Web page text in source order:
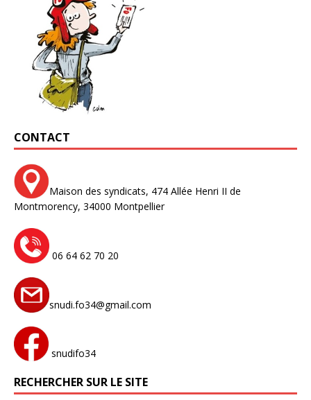
CONTACT
Maison des syndicats, 474 Allée Henri II de
Montmorency, 34000 Montpellier
06 64 62 70 20
snudi.fo34@gmail.com
snudifo34
RECHERCHER SUR LE SITE